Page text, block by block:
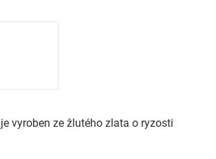
vyroben ze žlutého zlata o ryzosti